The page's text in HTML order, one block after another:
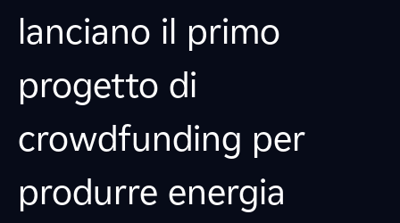
lanciano il primo
progetto di
crowdfunding per
produrre energia